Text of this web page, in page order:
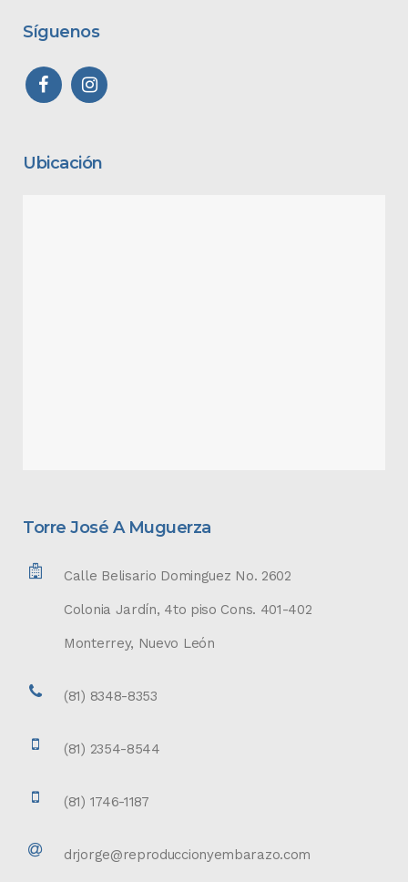
Síguenos
Ubicación
Torre José A Muguerza
Calle Belisario Dominguez No. 2602
Colonia Jardín, 4to piso Cons. 401-402
Monterrey, Nuevo León
(81) 8348-8353
(81) 2354-8544
(81) 1746-1187
drjorge@reproduccionyembarazo.com